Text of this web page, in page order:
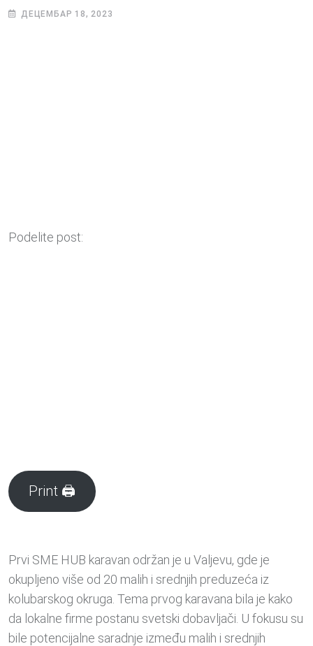
ДЕЦЕМБАР 18, 2023
Podelite post:
Print 🖨
Prvi SME HUB karavan održan je u Valjevu, gde je
okupljeno više od 20 malih i srednjih preduzeća iz
kolubarskog okruga. Tema prvog karavana bila je kako
da lokalne firme postanu svetski dobavljači. U fokusu su
bile potencijalne saradnje između malih i srednjih